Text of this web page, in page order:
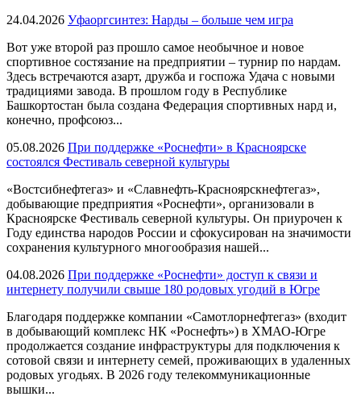
24.04.2026 Уфаоргсинтез: Нарды – больше чем игра
Вот уже второй раз прошло самое необычное и новое
спортивное состязание на предприятии – турнир по нардам.
Здесь встречаются азарт, дружба и госпожа Удача с новыми
традициями завода. В прошлом году в Республике
Башкортостан была создана Федерация спортивных нард и,
конечно, профсоюз...
05.08.2026 При поддержке «Роснефти» в Красноярске
состоялся Фестиваль северной культуры
«Востсибнефтегаз» и «Славнефть-Красноярскнефтегаз»,
добывающие предприятия «Роснефти», организовали в
Красноярске Фестиваль северной культуры. Он приурочен к
Году единства народов России и сфокусирован на значимости
сохранения культурного многообразия нашей...
04.08.2026 При поддержке «Роснефти» доступ к связи и
интернету получили свыше 180 родовых угодий в Югре
Благодаря поддержке компании «Самотлорнефтегаз» (входит
в добывающий комплекс НК «Роснефть») в ХМАО-Югре
продолжается создание инфраструктуры для подключения к
сотовой связи и интернету семей, проживающих в удаленных
родовых угодьях. В 2026 году телекоммуникационные
вышки...